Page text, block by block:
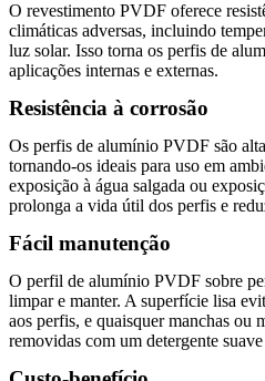
O revestimento PVDF oferece
climáticas adversas, incluindo
luz solar. Isso torna os perfis de
aplicações internas e externas.
Resistência à corrosão
Os perfis de alumínio PVDF são
tornando-os ideais para uso em
exposição à água salgada ou
prolonga a vida útil dos perfis e
Fácil manutenção
O perfil de alumínio PVDF sobre
limpar e manter. A superfície lisa
aos perfis, e quaisquer manchas ou
removidas com um detergente suave